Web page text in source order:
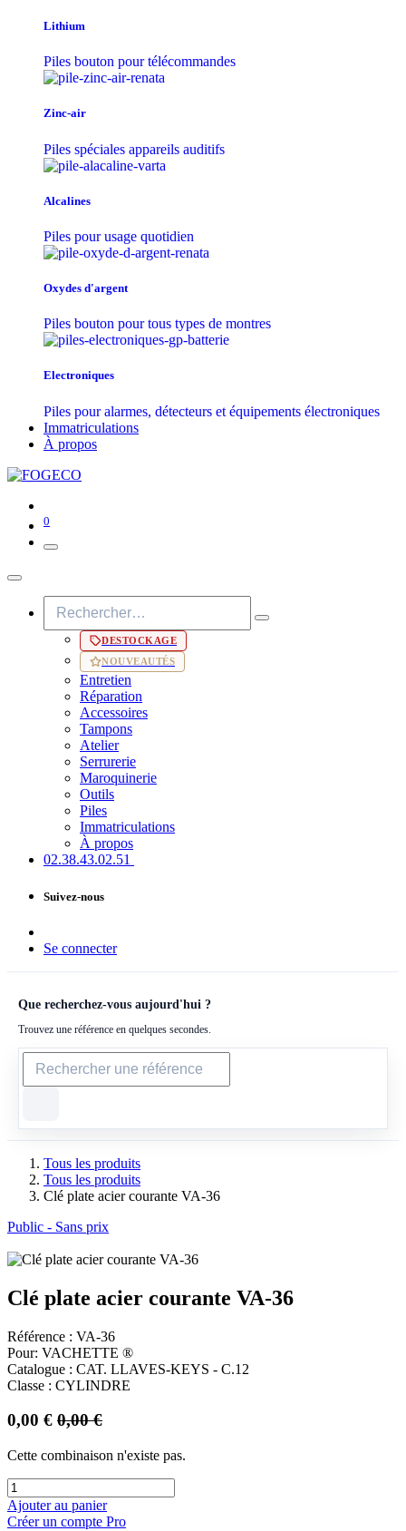
Lithium
Piles bouton pour télécommandes
Zinc-air
Piles spéciales appareils auditifs
Alcalines
Piles pour usage quotidien
Oxydes d'argent
Piles bouton pour tous types de montres
Electroniques
Piles pour alarmes, détecteurs et équipements électroniques
Immatriculations
À propos
0
DESTOCKAGE
NOUVEAUTÉS
Entretien
Réparation
Accessoires
Tampons
Atelier
Serrurerie
Maroquinerie
Outils
Piles
Immatriculations
À propos
02.38.43​.02.51
Suivez-nous
Se connecter
Que recherchez-vous aujourd'hui ?
Trouvez une référence en quelques secondes.
Tous les produits
Tous les produits
Clé plate acier courante VA-36
Public - Sans prix
Clé plate acier courante VA-36
Référence : VA-36
Pour: VACHETTE ®
Catalogue : CAT. LLAVES-KEYS - C.12
Classe : CYLINDRE
0,00 € 0,00€
Cette combinaison n'existe pas.
Ajouter au panier
Créer un compte Pro